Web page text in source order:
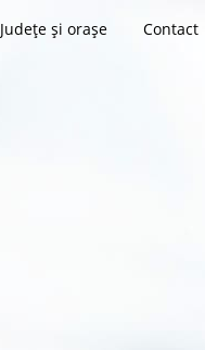
Județe și orașe Contact